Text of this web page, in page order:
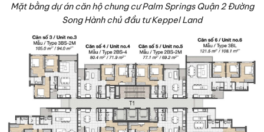
Mặt bằng dự án căn hộ chung cư Palm Springs Quận 2 Đường
Song Hành chủ đầu tư Keppel Land